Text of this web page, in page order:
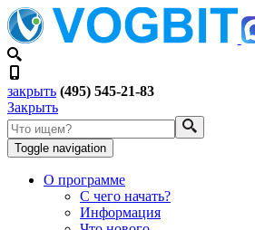
закрыть (495) 545-21-83
Закрыть
Toggle navigation
О программе
С чего начать?
Информация